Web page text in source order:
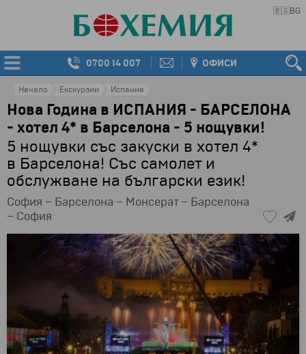
🇧🇬BG
0700 14 007 ОФИСИ
Начало Екскурзии Испания
Нова Година в ИСПАНИЯ - БАРСЕЛОНА
- хотел 4* в Барселона - 5 нощувки!
5 нощувки със закуски в хотел 4*
в Барселона! Със самолет и
обслужване на български език!
София – Барселона – Монсерат – Барселона
– София